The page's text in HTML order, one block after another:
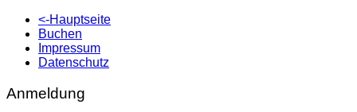
<-Hauptseite
Buchen
Impressum
Datenschutz
Anmeldung